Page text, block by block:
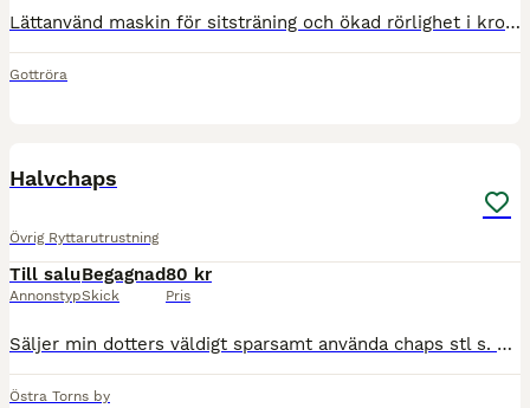
Lättanvänd maskin för sitsträning och ökad rörlighet i kroppen. Köpt ny men stått i många år, missfärgat gul i plasten, går att piffa upp. Fullt fungerande.
Gottröra
Halvchaps
Övrig Ryttarutrustning
Till salu
Annonstyp
Begagnad
Skick
80 kr
Pris
Säljer min dotters väldigt sparsamt använda chaps stl s. Märket är Horze. Blixtlås och knappar fungerar utmärkt.
Östra Torns by